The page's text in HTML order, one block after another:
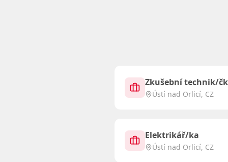
Zkušební technik/
Ústí nad Orlicí, CZ
Elektrikář/ka
Ústí nad Orlicí, CZ